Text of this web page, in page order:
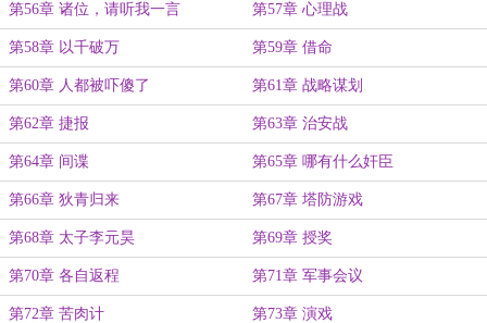
第56章 诸位，请听我一言 第57章 心理战
第58章 以千破万 第59章 借命
第60章 人都被吓傻了 第61章 战略谋划
第62章 捷报 第63章 治安战
第64章 间谍 第65章 哪有什么奸臣
第66章 狄青归来 第67章 塔防游戏
第68章 太子李元昊 第69章 授奖
第70章 各自返程 第71章 军事会议
第72章 苦肉计 第73章 演戏